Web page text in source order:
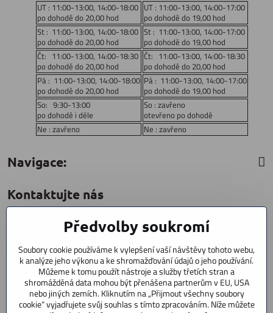
UT : 11:00-13:00, 14:00-18:00
po dohodě do 20,00 hod
UT : 11:00-13:00, 14:00-17:00
po dohodě do 19,00 hod
St : 11:00-13:00, 14:00-18:00
po dohodě do 20,00 hod
St : 11:00-13:00, 14:00-17:00
po dohodě do 19,00 hod
Čt: 11:00-13:00, 14:00-18:30
po dohodě do 20,00 hod
Čt: 11:00-13:00, 14:00-18:30
po dohodě do 20,00 hod
Pá : 11:00-13:00, 14:00-18:00
po dohodě do 20,00 hod
Pá : 11:00-13:00, 14:00-17:00
po dohodě do 19,00 hod
So: 9:30-13:00
po dohodě i déle
So : zavřeno
otevřeno po dohodě
Ne : zavřeno
Ne : zavřeno
Navigace:
Kontaktujte nás
CYCLESTAR s​.r​.o​.
Praha 5 Radotín
153 00
+420 602 856 404
+420 723 603 807
Předvolby soukromí
Soubory cookie používáme k vylepšení vaší návštěvy tohoto webu,
k analýze jeho výkonu a ke shromažďování údajů o jeho používání.
Můžeme k tomu použít nástroje a služby třetích stran a
shromážděná data mohou být přenášena partnerům v EU, USA
nebo jiných zemích. Kliknutím na „Přijmout všechny soubory
cookie“ vyjadřujete svůj souhlas s tímto zpracováním. Níže můžete